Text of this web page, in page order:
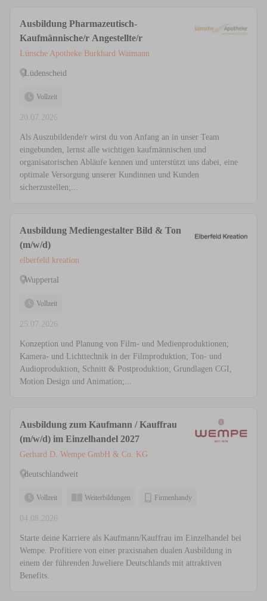
Ausbildung Pharmazeutisch-
Kaufmännische/r Angestellte/r
Lünsche Apotheke Burkhard Waimann
Lüdenscheid
Vollzeit
20.07.2026
Als Auszubildende/r wirst du von Anfang an in unser Team
eingebunden, lernst alle wichtigen kaufmännischen und
organisatorischen Abläufe kennen und unterstützt uns dabei, eine
optimale Versorgung unserer Kundinnen und Kunden
sicherzustellen;...
Ausbildung Mediengestalter Bild & Ton
(m/w/d)
elberfeld kreation
Wuppertal
Vollzeit
25.07.2026
Konzeption und Planung von Film- und Medienproduktionen;
Kamera- und Lichttechnik in der Filmproduktion; Ton- und
Audioproduktion, Schnitt & Postproduktion; Grundlagen CGI,
Motion Design und Animation;...
Ausbildung zum Kaufmann / Kauffrau
(m/w/d) im Einzelhandel 2027
Gerhard D. Wempe GmbH & Co. KG
deutschlandweit
Vollzeit Weiterbildungen Firmenhandy
04.08.2026
Starte deine Karriere als Kaufmann/Kauffrau im Einzelhandel bei
Wempe. Profitiere von einer praxisnahen dualen Ausbildung in
einem der führenden Juweliere Deutschlands mit attraktiven
Benefits.